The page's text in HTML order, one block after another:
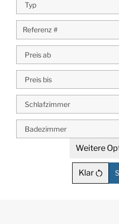
Weitere
Klar